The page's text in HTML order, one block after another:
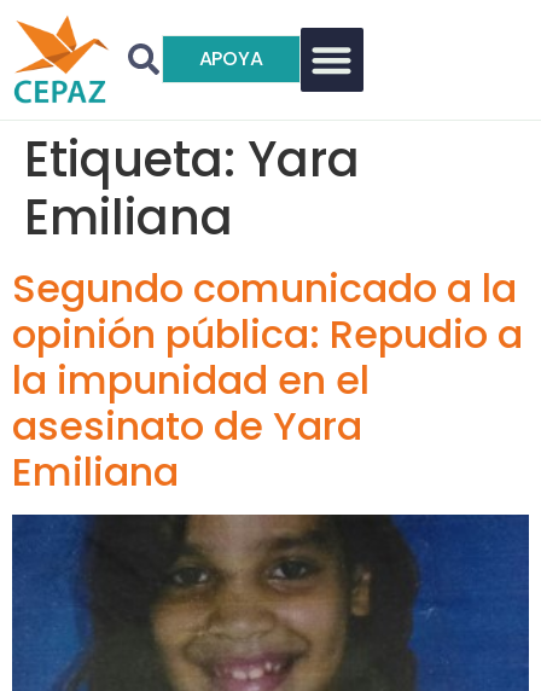
APOYA
Etiqueta: Yara
Emiliana
Segundo comunicado a la
opinión pública: Repudio a
la impunidad en el
asesinato de Yara
Emiliana